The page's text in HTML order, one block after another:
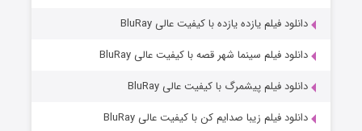
دانلود فیلم یازده یازده با کیفیت عالی BluRay
دانلود فیلم سینما شهر قصه با کیفیت عالی BluRay
دانلود فیلم پیشمرگ با کیفیت عالی BluRay
دانلود فیلم زیبا صدایم کن با کیفیت عالی BluRay